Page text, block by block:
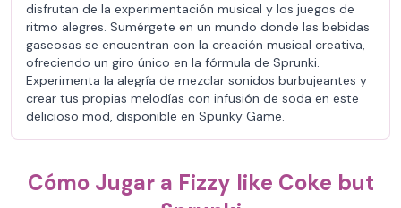
disfrutan de la experimentación musical y los juegos de
ritmo alegres. Sumérgete en un mundo donde las bebidas
gaseosas se encuentran con la creación musical creativa,
ofreciendo un giro único en la fórmula de Sprunki.
Experimenta la alegría de mezclar sonidos burbujeantes y
crear tus propias melodías con infusión de soda en este
delicioso mod, disponible en Spunky Game.
Cómo Jugar a Fizzy like Coke but